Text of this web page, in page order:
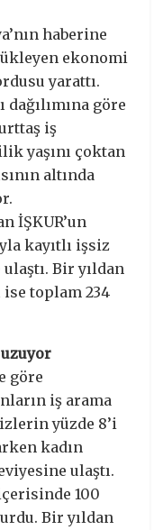
haberine
ekonomi
yarattı.
göre
iş
yaşını çoktan
altında
İŞKUR’un
kayıtlı işsiz
Bir yıldan
ise toplam 234
göre
iş arama
yüzde 8’i
kadın
ulaştı.
100
Bir yıldan